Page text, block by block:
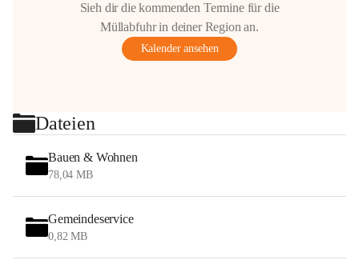
Sieh dir die kommenden Termine für die
Müllabfuhr in deiner Region an.
Kalender ansehen
Dateien
Bauen & Wohnen
78,04 MB
Gemeindeservice
0,82 MB